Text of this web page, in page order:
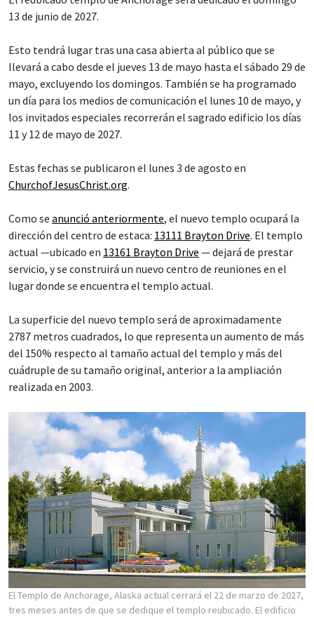
13 de junio de 2027.
Esto tendrá lugar tras una casa abierta al público que se
llevará a cabo desde el jueves 13 de mayo hasta el sábado 29 de
mayo, excluyendo los domingos. También se ha programado
un día para los medios de comunicación el lunes 10 de mayo, y
los invitados especiales recorrerán el sagrado edificio los días
11 y 12 de mayo de 2027.
Estas fechas se publicaron el lunes 3 de agosto en
ChurchofJesusChrist.org.
Como se anunció anteriormente, el nuevo templo ocupará la
dirección del centro de estaca: 13111 Brayton Drive. El templo
actual —ubicado en 13161 Brayton Drive — dejará de prestar
servicio, y se construirá un nuevo centro de reuniones en el
lugar donde se encuentra el templo actual.
La superficie del nuevo templo será de aproximadamente
2787 metros cuadrados, lo que representa un aumento de más
del 150% respecto al tamaño actual del templo y más del
cuádruple de su tamaño original, anterior a la ampliación
realizada en 2003.
El Templo de Anchorage, Alaska actual cerrará el 22 de marzo de 2027,
tres meses antes de que se dedique el templo reubicado. El edificio